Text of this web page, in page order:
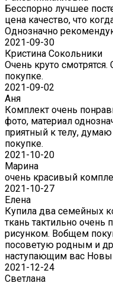
Бесспорно лучшее
цена качество, что
Однозначно
2021-09-30
Кристина Сокольники
Очень круто
покупке.
2021-09-02
Аня
Комплект очень
фото, материал
приятный к телу,
покупке.
2021-10-20
Марина
очень красивый
2021-10-27
Елена
Купила два семейных
ткань тактильно очень
рисунком. Вобщем
посоветую родным и
наступающим вас
2021-12-24
Светлана